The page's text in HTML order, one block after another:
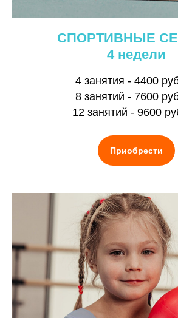
СПОРТИВНЫЕ
4 недели
4 занятия - 4400
8 занятий - 7600
12 занятий - 9600
Приобрести